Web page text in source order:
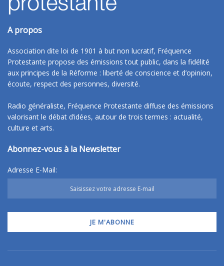
A propos
Association dite loi de 1901 à but non lucratif, Fréquence
Protestante propose des émissions tout public, dans la fidélité
aux principes de la Réforme : liberté de conscience et d’opinion,
écoute, respect des personnes, diversité.
Radio généraliste, Fréquence Protestante diffuse des émissions
valorisant le débat d’idées, autour de trois termes : actualité,
culture et arts.
Abonnez-vous à la Newsletter
Adresse E-Mail: